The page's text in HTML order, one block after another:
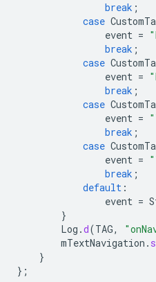
break ;
case
event =
break ;
case
event =
break ;
case
event =
break ;
case
event =
break ;
default :
event =
}
Log .d(TAG,
mTextNavigation .
}
};